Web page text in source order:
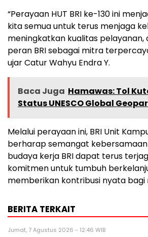
“Perayaan HUT BRI ke-130 ini
kita semua untuk terus menjaga
meningkatkan kualitas
peran BRI sebagai mitra
ujar Catur Wahyu Endra Y.
Baca Juga Hamawas: Tol
Status UNESCO Global
Melalui perayaan ini, BRI Unit
berharap semangat
budaya kerja BRI dapat terus
komitmen untuk tumbuh
memberikan kontribusi nyata bagi
BERITA TERKAIT
Jumat, 7 Agustus 2026 - 12:46 WIB